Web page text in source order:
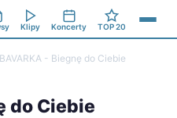
Klipy Koncerty TOP 20
BAVARKA - Biegnę do Ciebie
do Ciebie